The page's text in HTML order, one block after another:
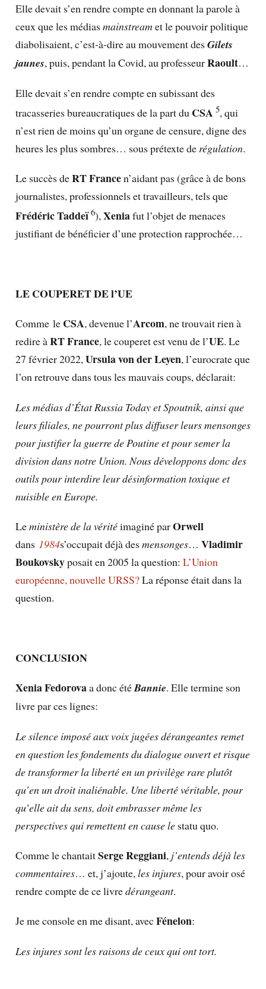
Elle devait s’en rendre compte en donnant la parole à
ceux que les médias mainstreamet le pouvoir politique
diabolisaient, c’est-à-dire au mouvement des Gilets
jaunes, puis, pendant la Covid, au professeurRaoult…
Elle devait s’en rendre compte en subissant des
tracasseries bureaucratiques de la part du CSA 5, qui
n’est rien de moins qu’un organe de censure, digne des
heures les plus sombres… sous prétexte de régulation.
Le succès deRT Francen’aidant pas (grâce à de bons
journalistes, professionnels et travailleurs, tels que
Frédéric Taddeï 6),Xeniafut l’objet de menaces
justifiant de bénéficier d’une protection rapprochée…
LE COUPERET DE l’UE
Comme le CSA, devenue l’Arcom, ne trouvait rien à
redire àRT France, le couperet est venu de l’UE. Le
27 février 2022,Ursula von der Leyen, l’eurocrate que
l’on retrouve dans tous les mauvais coups, déclarait:
Les médias d’État Russia Today et Spoutnik, ainsi que
leurs filiales, ne pourront plus diffuser leurs mensonges
pour justifier la guerre de Poutine et pour semer la
division dans notre Union. Nous développons donc des
outils pour interdire leur désinformation toxique et
nuisible en Europe.
Leministère de la véritéimaginé parOrwell
dans 1984s’occupait déjà des mensonges… Vladimir
Boukovskyposait en 2005 la question: L’Union
européenne, nouvelle URSS?La réponse était dans la
question.
CONCLUSION
Xenia Fedorovaa donc étéBannie. Elle termine son
livre par ces lignes:
Le silence imposé aux voix jugées dérangeantes remet
en question les fondements du dialogue ouvert et risque
de transformer la liberté en un privilège rare plutôt
qu’en un droit inaliénable. Une liberté véritable, pour
qu’elle ait du sens, doit embrasser même les
perspectives qui remettent en cause lestatu quo.
Comme le chantaitSerge Reggiani, j’entends déjà les
commentaires… et, j’ajoute,les injures, pour avoir osé
rendre compte de ce livredérangeant.
Je me console en me disant, avecFénelon:
Les injures sont les raisons de ceux qui ont tort.